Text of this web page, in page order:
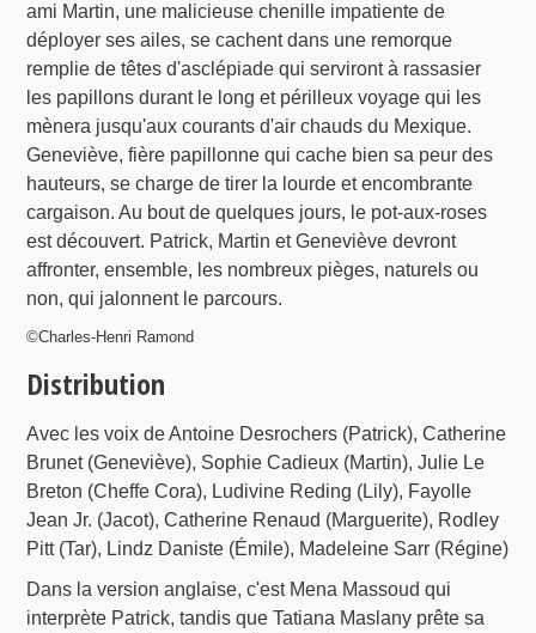
ami Martin, une malicieuse chenille impatiente de
déployer ses ailes, se cachent dans une remorque
remplie de têtes d'asclépiade qui serviront à rassasier
les papillons durant le long et périlleux voyage qui les
mènera jusqu'aux courants d'air chauds du Mexique.
Geneviève, fière papillonne qui cache bien sa peur des
hauteurs, se charge de tirer la lourde et encombrante
cargaison. Au bout de quelques jours, le pot-aux-roses
est découvert. Patrick, Martin et Geneviève devront
affronter, ensemble, les nombreux pièges, naturels ou
non, qui jalonnent le parcours.
©Charles-Henri Ramond
Distribution
Avec les voix de Antoine Desrochers (Patrick), Catherine
Brunet (Geneviève), Sophie Cadieux (Martin), Julie Le
Breton (Cheffe Cora), Ludivine Reding (Lily), Fayolle
Jean Jr. (Jacot), Catherine Renaud (Marguerite), Rodley
Pitt (Tar), Lindz Daniste (Émile), Madeleine Sarr (Régine)
Dans la version anglaise, c'est Mena Massoud qui
interprète Patrick, tandis que Tatiana Maslany prête sa